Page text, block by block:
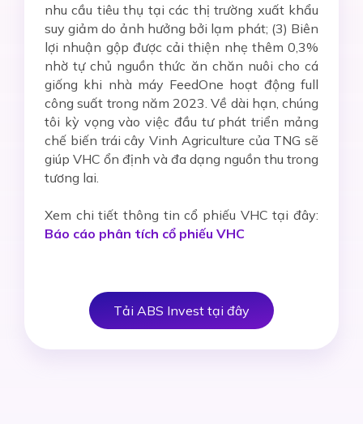
nhu cầu tiêu thụ tại các thị trường xuất khẩu
suy giảm do ảnh hưởng bởi lạm phát; (3) Biên
lợi nhuận gộp được cải thiện nhẹ thêm 0,3%
nhờ tự chủ nguồn thức ăn chăn nuôi cho cá
giống khi nhà máy FeedOne hoạt động full
công suất trong năm 2023. Về dài hạn, chúng
tôi kỳ vọng vào việc đầu tư phát triển mảng
chế biến trái cây Vinh Agriculture của TNG sẽ
giúp VHC ổn định và đa dạng nguồn thu trong
tương lai.
Xem chi tiết thông tin cổ phiếu VHC tại đây:
Báo cáo phân tích cổ phiếu VHC
Tải ABS Invest tại đây